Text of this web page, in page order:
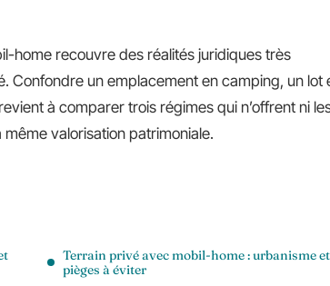
home recouvre des réalités juridiques très
Confondre un emplacement en camping, un lot
à comparer trois régimes qui n’offrent ni
valorisation patrimoniale.
Terrain privé avec mobil-home : urbanisme et
pièges à éviter